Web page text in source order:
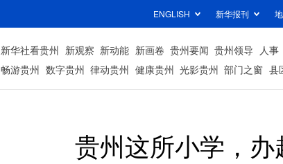
ENGLISH 新华报刊
新华社看贵州 新观察 新动能 新画卷 贵州要闻 贵州领导 人事
畅游贵州 数字贵州 律动贵州 健康贵州 光影贵州 部门之窗 县
贵州这所小学，